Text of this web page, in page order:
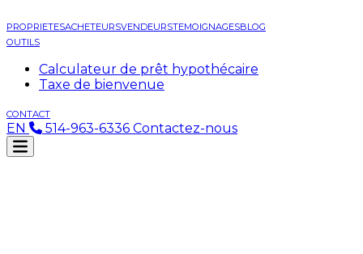
PROPRIETESACHETEURSVENDEURSTEMOIGNAGESBLOG
OUTILS
Calculateur de prêt hypothécaire
Taxe de bienvenue
CONTACT
EN 514-963-6336 Contactez-nous